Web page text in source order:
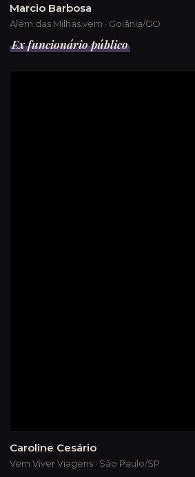
Marcio Barbosa
Além das Milhas.vem · Goiânia/GO
Ex funcionário público
Caroline Cesário
Vem Viver Viagens · São Paulo/SP